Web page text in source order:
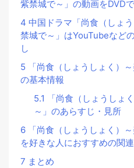
紫禁城で～」の動画をDVD
4 中国ドラマ「尚食（しょ
禁城で～」はYouTubeなど
し
5 「尚食（しょうしょく）
の基本情報
5.1 「尚食（しょうしょ
～」のあらすじ・見所
6 「尚食（しょうしょく）
を好きな人におすすめの関
7 まとめ